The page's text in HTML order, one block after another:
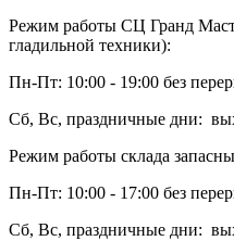
Режим работы СЦ Гранд
гладильной техники):
Пн-Пт: 10:00 - 19:00 без
Сб, Вс, праздничные дни:
Режим работы склада
Пн-Пт: 10:00 - 17:00 без
Сб, Вс, праздничные дни: